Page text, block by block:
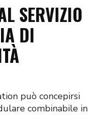
SERVIZIO
DI
può concepirsi
combinabile in